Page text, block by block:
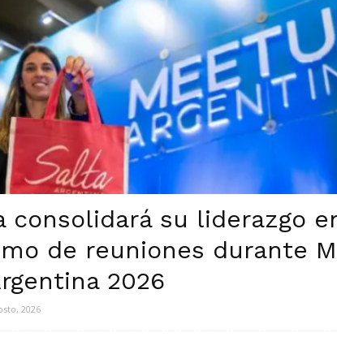
consolidará su liderazgo
de reuniones durante
2026
2026